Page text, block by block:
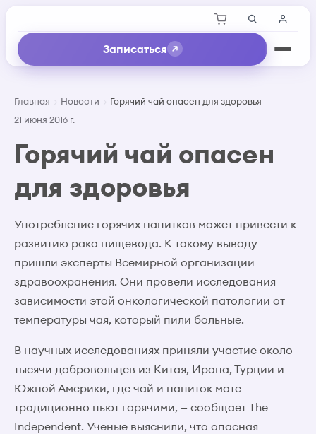
Записаться
Главная Новости
Горячий чай опасен для здоровья
21 июня 2016 г.
Горячий чай опасен
для здоровья
Употребление горячих напитков может привести к
развитию рака пищевода. К такому выводу
пришли эксперты Всемирной организации
здравоохранения. Они провели исследования
зависимости этой онкологической патологии от
температуры чая, который пили больные.
В научных исследованиях приняли участие около
тысячи добровольцев из Китая, Ирана, Турции и
Южной Америки, где чай и напиток мате
традиционно пьют горячими, — сообщает The
Independent. Ученые выяснили, что опасная